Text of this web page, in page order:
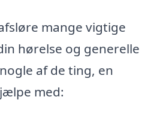
mange vigtige
hørelse og generelle
af de ting, en
med: